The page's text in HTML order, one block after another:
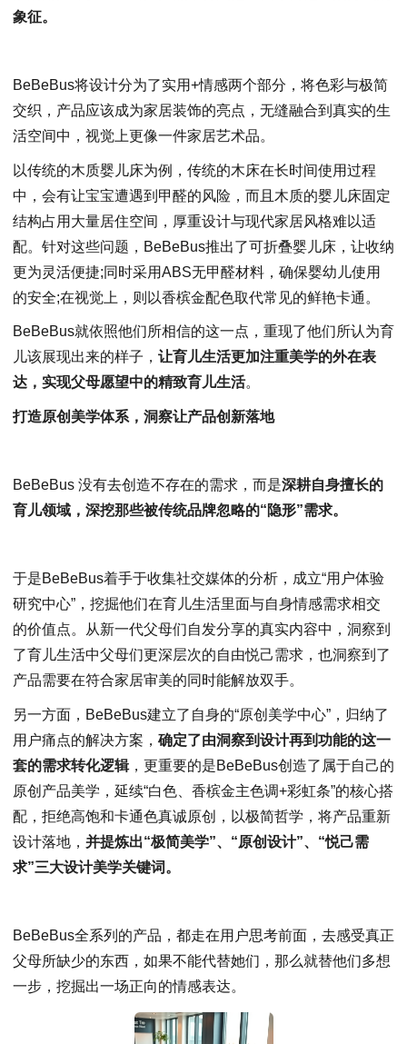
象征。
BeBeBus将设计分为了实用+情感两个部分，将色彩与极简
交织，产品应该成为家居装饰的亮点，无缝融合到真实的生
活空间中，视觉上更像一件家居艺术品。
以传统的木质婴儿床为例，传统的木床在长时间使用过程
中，会有让宝宝遭遇到甲醛的风险，而且木质的婴儿床固定
结构占用大量居住空间，厚重设计与现代家居风格难以适
配。针对这些问题，BeBeBus推出了可折叠婴儿床，让收纳
更为灵活便捷;同时采用ABS无甲醛材料，确保婴幼儿使用
的安全;在视觉上，则以香槟金配色取代常见的鲜艳卡通。
BeBeBus就依照他们所相信的这一点，重现了他们所认为育
儿该展现出来的样子， 让育儿生活更加注重美学的外在表
达，实现父母愿望中的精致育儿生活。
打造原创美学体系 ，洞察让产品创新落地
BeBeBus 没有去创造不存在的需求，而是深耕自身擅长的
育儿领域， 深挖那些被传统品牌忽略的“隐形”需求。
于是BeBeBus着手于收集社交媒体的分析，成立“用户体验
研究中心”，挖掘他们在育儿生活里面与自身情感需求相交
的价值点。从新一代父母们自发分享的真实内容中，洞察到
了育儿生活中父母们更深层次的自由悦己需求，也洞察到了
产品需要在符合家居审美的同时能解放双手。
另一方面，BeBeBus建立了自身的“原创美学中心”，归纳了
用户痛点的解决方案， 确定了由洞察到设计再到功能的这一
套的需求转化逻辑，更重要的是BeBeBus创造了属于自己的
原创产品美学，延续“白色、香槟金主色调+彩虹条”的核心搭
配，拒绝高饱和卡通色真诚原创，以极简哲学，将产品重新
设计落地， 并提炼出“极简美学”、 “原创设计”、 “悦己需
求”三大设计美学关键词。
BeBeBus全系列的产品，都走在用户思考前面，去感受真正
父母所缺少的东西，如果不能代替她们，那么就替他们多想
一步，挖掘出一场正向的情感表达。